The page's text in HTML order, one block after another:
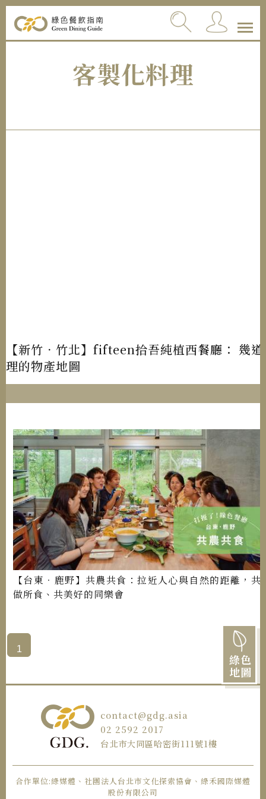
綠色
地圖
客製化料理
【新竹．竹北】fifteen拾吾純植西餐廳： 幾
理的物產地圖
【台東．鹿野】共農共食：拉近人心與自然的距離，共
做所食、共美好的同樂會
1
contact@gdg.asia
02 2592 2017
台北市大同區哈密街111號1樓
合作單位:綠媒體、社團法人台北市文化探索協會、綠禾國際媒體
股份有限公司